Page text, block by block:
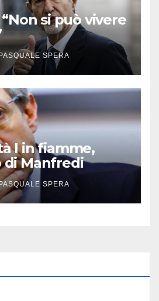
si può vivere
PASQUALE SPERA
I in fiamme,
di Manfredi
SPERA